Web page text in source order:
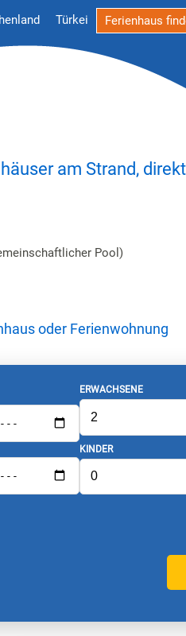
Türkei Ferienhaus
am Strand,
Pool)
oder Ferienwohnung
ERWACHSENE
KINDER